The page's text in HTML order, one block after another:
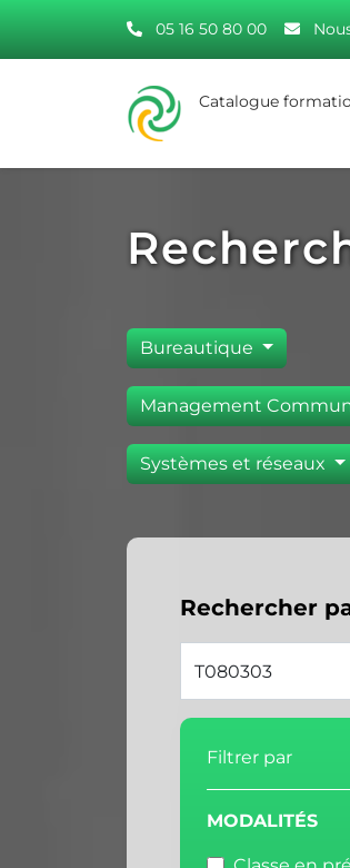
05 16 50 80 00
Catalogue
Bureautique
Management
Systèmes et réseaux
Rechercher
Filtrer par
MODALITÉS